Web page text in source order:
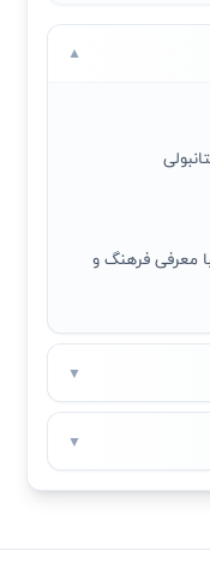
▼
معرفی فرهنگ و
▼
▼